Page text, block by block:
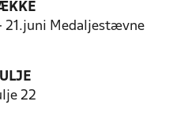
21.juni Medaljestævne
22